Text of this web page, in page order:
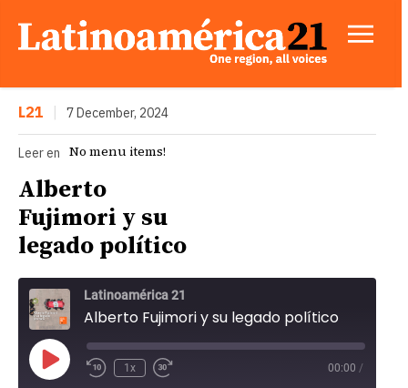
L21 7 December, 2024
Leer en No menu items!
Alberto
Fujimori y su
legado político
Latinoamérica 21
Alberto Fujimori y su legado político
P
1x 00:00 /